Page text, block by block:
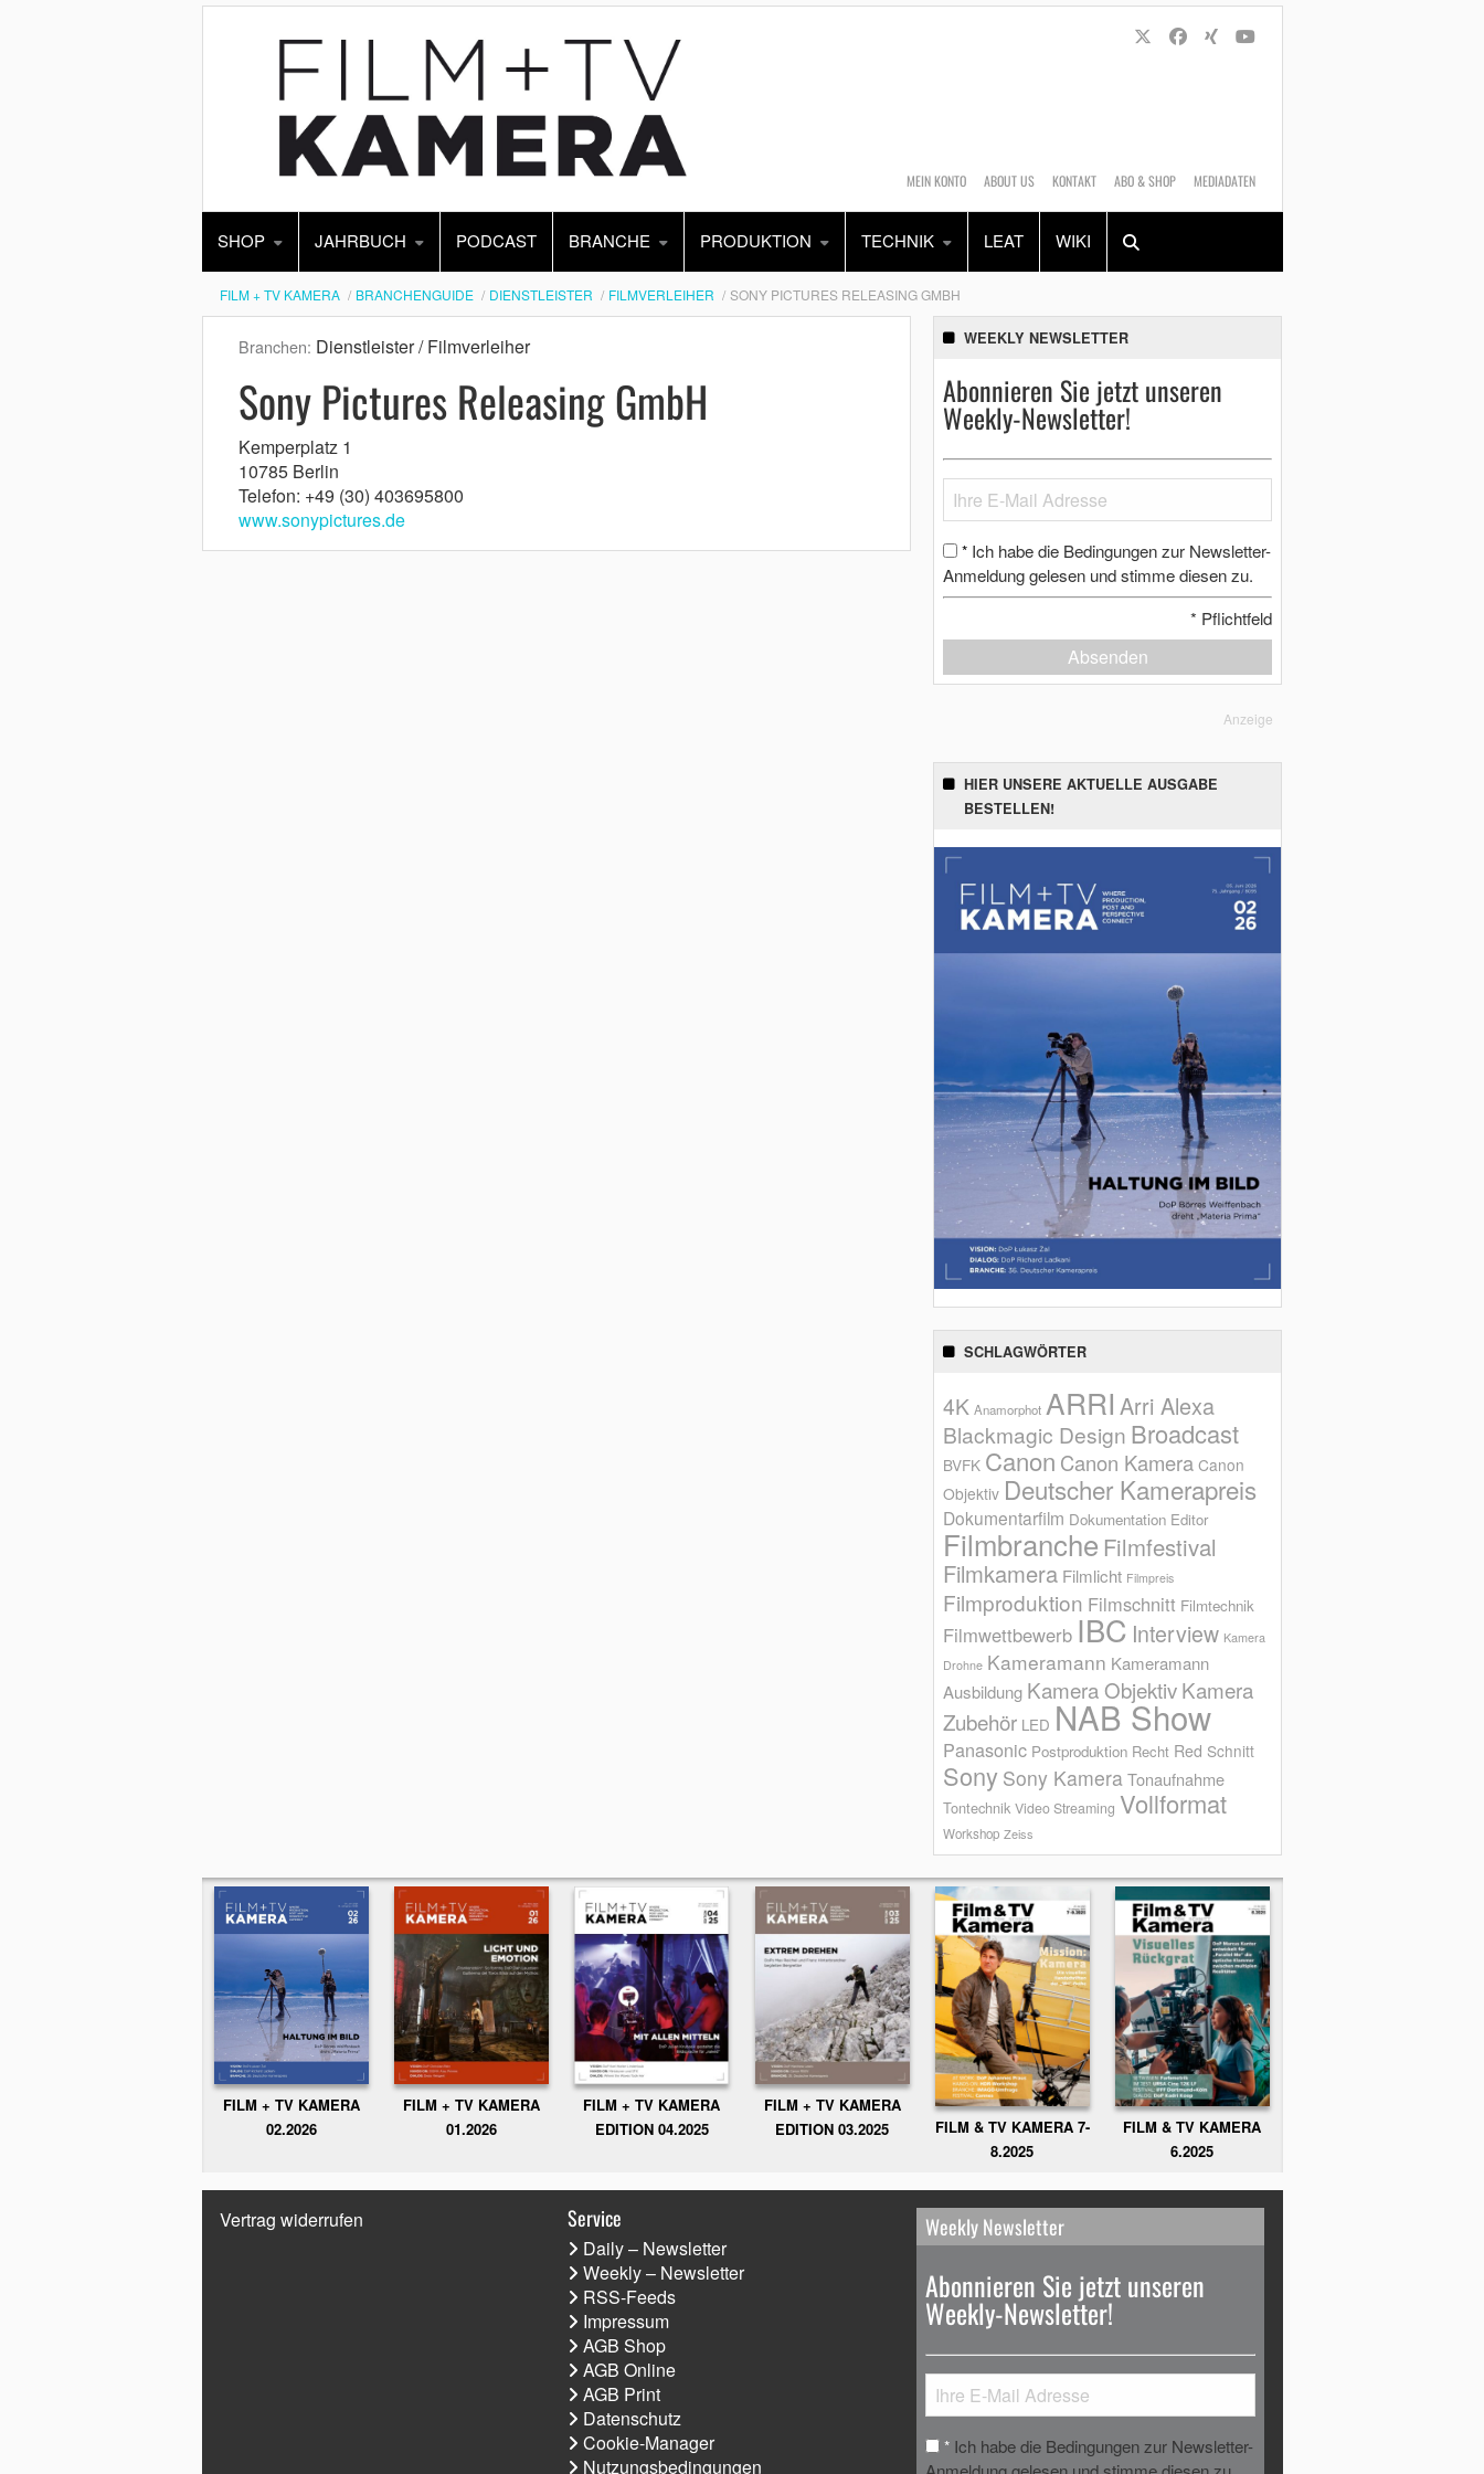
MEIN KONTO ABOUT US KONTAKT ABO & SHOP MEDIADATEN
SHOP JAHRBUCH PODCAST BRANCHE PRODUKTION TECHNIK LEAT WIKI
Alles Shop
FILM + TV KAMERA BRANCHENGUIDE DIENSTLEISTER FILMVERLEIHER SONY PICTURES RELEASING GMBH
Branchen: Dienstleister / Filmverleiher
Sony Pictures Releasing GmbH
Kemperplatz 1
10785 Berlin
Telefon: +49 (30) 403695800
www.sonypictures.de
WEEKLY NEWSLETTER
Abonnieren Sie jetzt unseren
Weekly-Newsletter!
* Ich habe die Bedingungen zur Newsletter-
Anmeldung gelesen und stimme diesen zu.
* Pflichtfeld
Absenden
Anzeige
HIER UNSERE AKTUELLE AUSGABE
BESTELLEN!
SCHLAGWÖRTER
4K Anamorphot ARRI Arri Alexa
Blackmagic Design Broadcast
BVFK Canon Canon Kamera Canon
Objektiv Deutscher Kamerapreis
Dokumentarfilm Dokumentation Editor
Filmbranche Filmfestival
Filmkamera Filmlicht Filmpreis
Filmproduktion Filmschnitt Filmtechnik
Filmwettbewerb IBC Interview Kamera
Drohne Kameramann Kameramann
Ausbildung Kamera ObjektivKamera
Zubehör LED NAB Show
Panasonic Postproduktion Recht Red Schnitt
Sony Sony KameraTonaufnahme
Tontechnik Video Streaming Vollformat
Workshop Zeiss
FILM + TV KAMERA
02.2026
FILM + TV KAMERA
01.2026
FILM + TV KAMERA
EDITION 04.2025
FILM + TV KAMERA
EDITION 03.2025
FILM & TV KAMERA 7-
8.2025
FILM & TV KAMERA
6.2025
Vertrag widerrufen Service
Daily – Newsletter
Weekly – Newsletter
RSS-Feeds
Impressum
AGB Shop
AGB Online
AGB Print
Datenschutz
Cookie-Manager
Nutzungsbedingungen
Weekly Newsletter
Abonnieren Sie jetzt unseren
Weekly-Newsletter!
* Ich habe die Bedingungen zur Newsletter-